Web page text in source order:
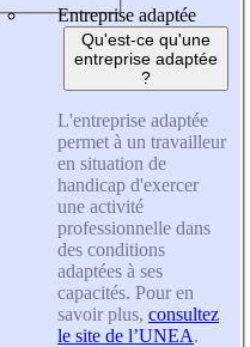
Entreprise adaptée
Qu'est-ce qu'une
entreprise adaptée
?
L'entreprise adaptée
permet à un travailleur
en situation de
handicap d'exercer
une activité
professionnelle dans
des conditions
adaptées à ses
capacités. Pour en
savoir plus, consultez
le site de l’UNEA.